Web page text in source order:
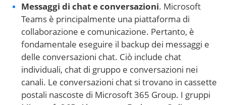
Messaggi di chat e conversazioni. Microsoft
Teams è principalmente una piattaforma di
collaborazione e comunicazione. Pertanto, è
fondamentale eseguire il backup dei messaggi e
delle conversazioni chat. Ciò include chat
individuali, chat di gruppo e conversazioni nei
canali. Le conversazioni chat si trovano in cassette
postali nascoste di Microsoft 365 Group. I gruppi